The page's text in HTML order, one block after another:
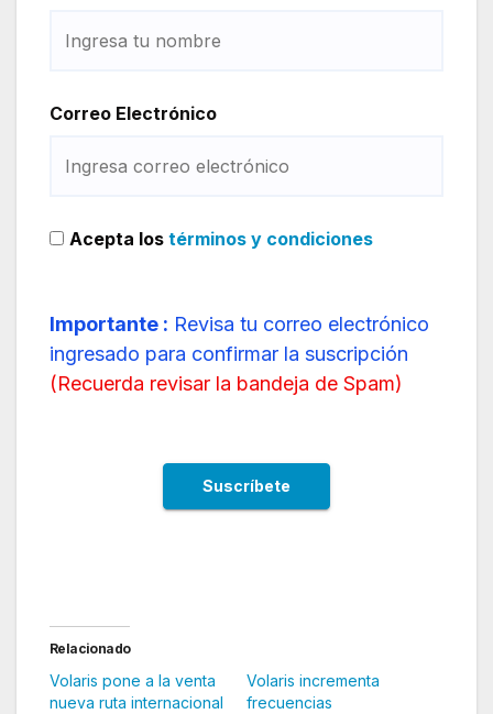
Correo Electrónico
Acepta los términos y condiciones
Importante : Revisa tu correo electrónico
ingresado para confirmar la suscripción
(Recuerda revisar la bandeja de Spam)
Relacionado
Volaris pone a la venta
nueva ruta internacional
Volaris incrementa
frecuencias